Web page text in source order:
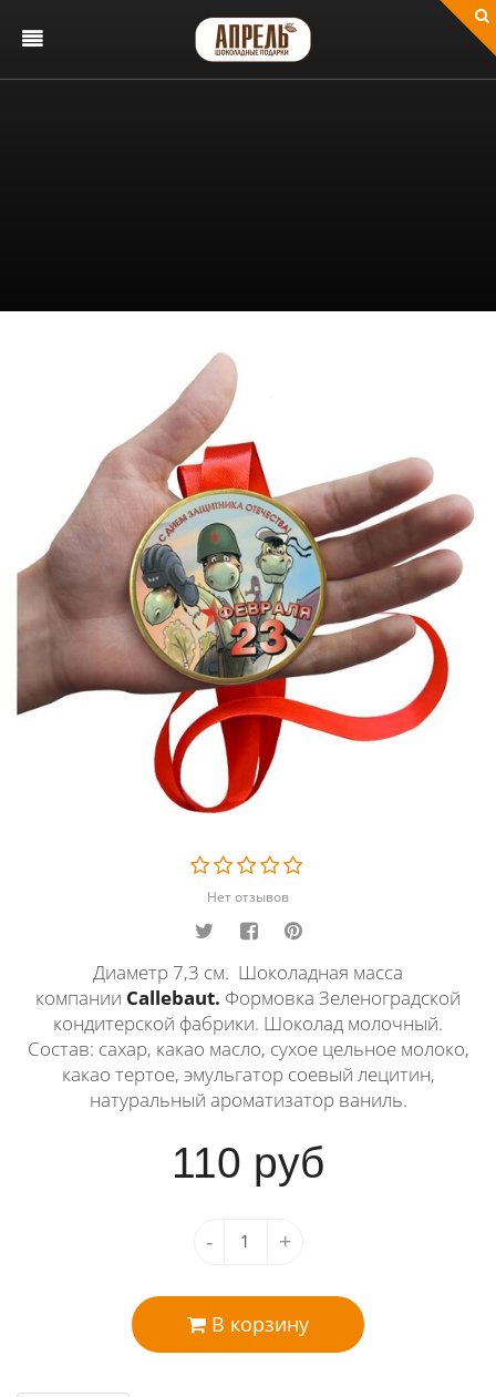
Главная
Каталог
Шоколадные медали на ленте с наклейкой.
Медаль 23 февраля (Горыныч)
Шоколадная медаль на ленте 23
февраля ( "Горыныч", лента
красная )
Нет отзывов
Диаметр 7,3 см. Шоколадная масса
компании Callebaut. Формовка Зеленоградской
кондитерской фабрики. Шоколад молочный.
Состав: сахар, какао масло, сухое цельное молоко,
какао тертое, эмульгатор соевый лецитин,
натуральный ароматизатор ваниль.
110 руб
- +
В корзину